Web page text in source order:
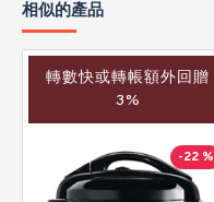
相似的產品
轉數快或轉帳額外回贈
3%
-22 %